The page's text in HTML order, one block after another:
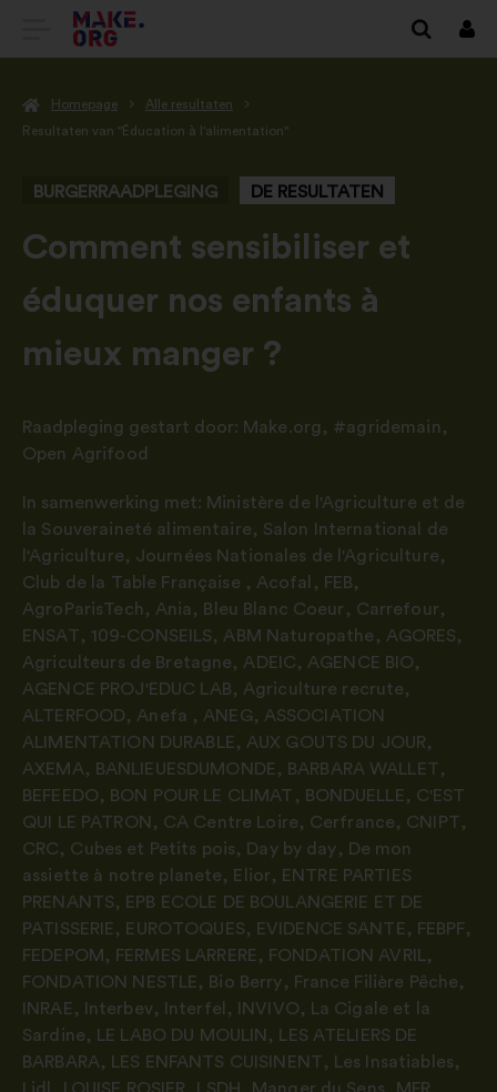
GA
DE
VAN
MAKE.ORG
Homepage
Alle resultaten
Resultaten van "Éducation à l'alimentation"
BURGERRAADPLEGING DE RESULTATEN
-
Comment sensibiliser et
éduquer nos enfants à
mieux manger ?
Raadpleging gestart door: Make.org , #agridemain ,
Open Agrifood
In samenwerking met: Ministère de l'Agriculture et de
la Souveraineté alimentaire, Salon International de
l'Agriculture, Journées Nationales de l'Agriculture,
Club de la Table Française , Acofal , FEB,
AgroParisTech , Ania , Bleu Blanc Coeur , Carrefour,
ENSAT, 109-CONSEILS, ABM Naturopathe , AGORES,
Agriculteurs de Bretagne, ADEIC, AGENCE BIO,
AGENCE PROJ'EDUC LAB, Agriculture recrute,
ALTERFOOD, Anefa , ANEG, ASSOCIATION
ALIMENTATION DURABLE, AUX GOUTS DU JOUR,
AXEMA, BANLIEUESDUMONDE, BARBARA WALLET,
BEFEEDO, BON POUR LE CLIMAT , BONDUELLE, C'EST
QUI LE PATRON , CA Centre Loire, Cerfrance, CNIPT,
CRC, Cubes et Petits pois, Day by day, De mon
assiette à notre planete, Elior, ENTRE PARTIES
PRENANTS, EPB ECOLE DE BOULANGERIE ET DE
PATISSERIE, EUROTOQUES, EVIDENCE SANTE, FEBPF,
FEDEPOM , FERMES LARRERE, FONDATION AVRIL
,
FONDATION NESTLE, Bio Berry, France Filière Pêche,
INRAE, Interbev, Interfel , INVIVO,
La Cigale et la
Sardine, LE LABO DU MOULIN ,
LES ATELIERS DE
BARBARA, LES ENFANTS CUISINENT, Les Insatiables,